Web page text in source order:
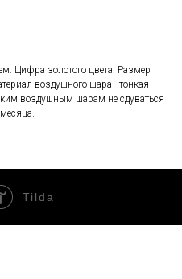
Цифра золотого цвета. Размер
воздушного шара - тонкая
воздушным шарам не сдуваться
Tilda